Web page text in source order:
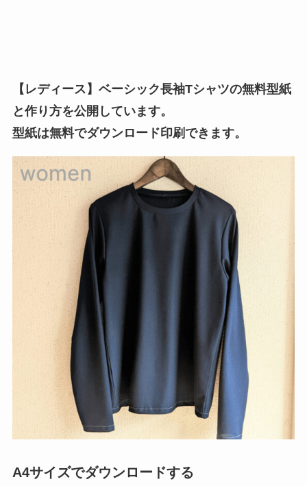
【レディース】ベーシック長袖Tシャツの無料型紙
と作り方を公開しています。
型紙は無料でダウンロード印刷できます。
A4サイズでダウンロードする